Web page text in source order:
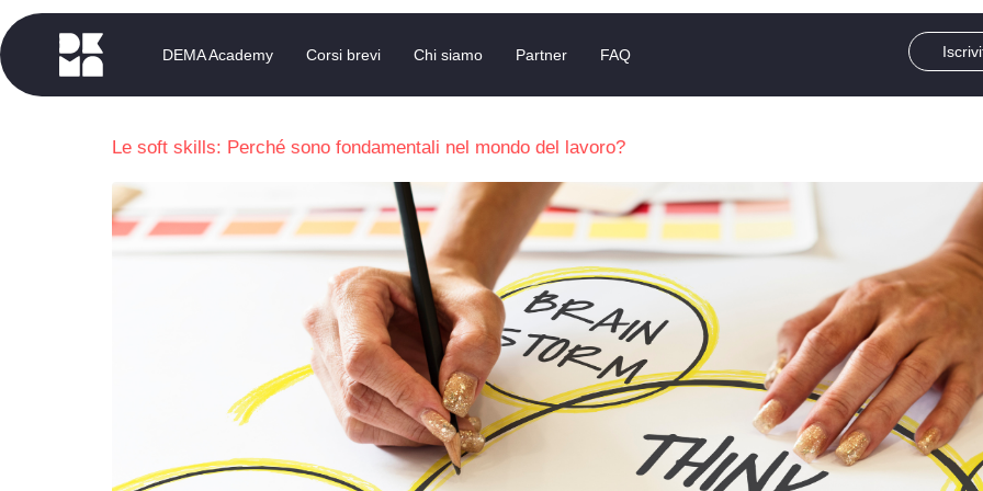
DEMA Academy Corsi brevi Chi siamo Partner FAQ
Le soft skills: Perché sono fondamentali nel mondo del lavoro?